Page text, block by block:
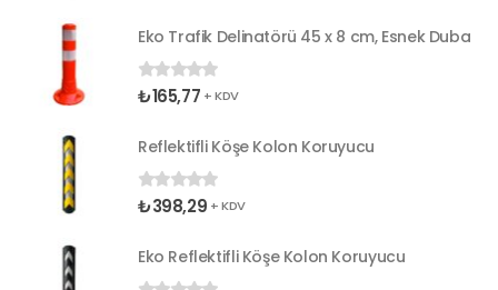
Eko Trafik Delinatörü 45 x 8 cm, Esnek Duba
05 üzerinden
₺165,77 + KDV
Reflektifli Köşe Kolon Koruyucu
05 üzerinden
₺398,29 + KDV
Eko Reflektifli Köşe Kolon Koruyucu